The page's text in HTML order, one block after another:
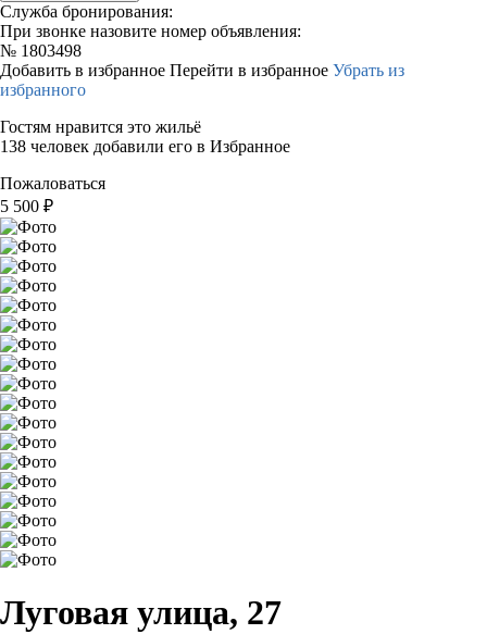
Служба бронирования:
При звонке назовите номер объявления:
№ 1803498
Добавить в избранное Перейти в избранное Убрать из
избранного
Гостям нравится это жильё
138 человек добавили его в Избранное
Пожаловаться
5 500 ₽
Луговая улица, 27